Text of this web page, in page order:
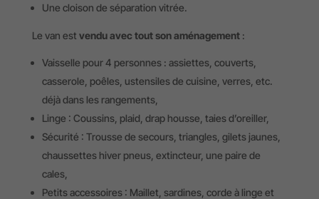
Une cloison de séparation vitrée.
Le van est vendu avec tout son aménagement:
Vaisselle pour 4 personnes : assiettes, couverts,
casserole, poêles, ustensiles de cuisine, verres, etc.
déjà dans les rangements,
Linge : Coussins, plaid, drap housse, taies d’oreiller,
Sécurité : Trousse de secours, triangles, gilets jaunes,
chaussettes hiver pneus, extincteur, une paire de
cales,
Petits accessoires : Maillet, sardines, corde à linge et